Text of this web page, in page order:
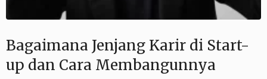
Bagaimana Jenjang Karir di Start-
up dan Cara Membangunnya